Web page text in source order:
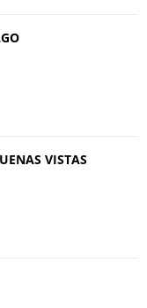
VISTAS